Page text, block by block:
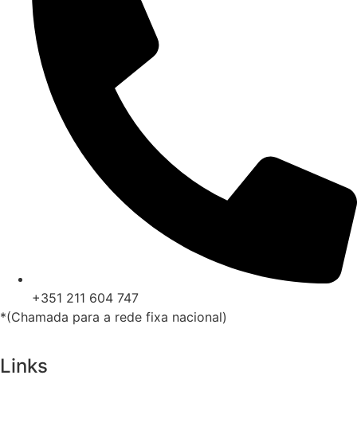
+351 211 604 747
*(Chamada para a rede fixa nacional)
Links